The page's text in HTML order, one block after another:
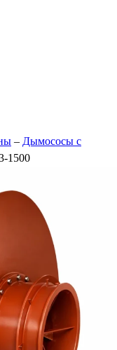
– Дымососы с
1500